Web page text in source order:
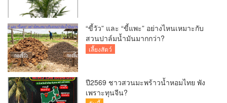
“ขี้วัว” และ “ขี้แพะ” อย่างไหนเหมาะกับ
สวนปาล์มน้ำมันมากกว่า?
เลี้ยงสัตว์
ปี2569 ชาวสวนมะพร้าวน้ำหอมไทย พัง
เพราะทุนจีน?